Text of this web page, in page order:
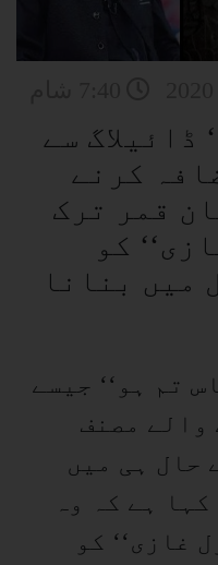
ڈائیلاگ سے
کرنے
قمر ترک
کو
میں بنانا
تم ہو‘‘ جیسے
والے مصنف
حال ہی میں
ہے کہ وہ
غازی‘‘ کو